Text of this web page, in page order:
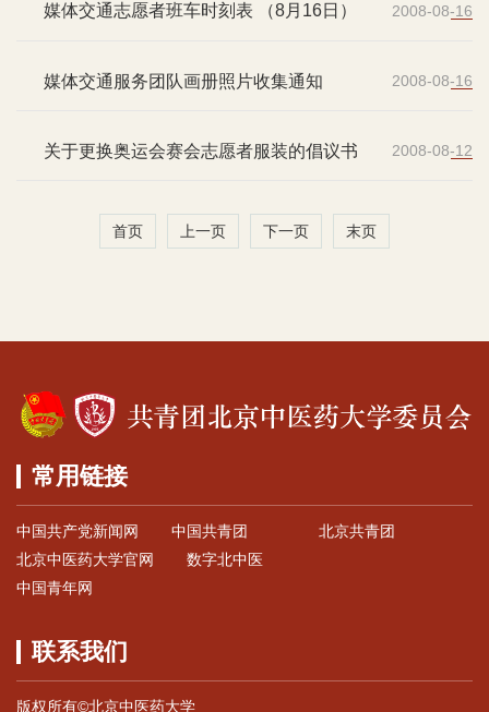
媒体交通志愿者班车时刻表 （8月16日） 2008-08-16
媒体交通服务团队画册照片收集通知 2008-08-16
关于更换奥运会赛会志愿者服装的倡议书 2008-08-12
首页 上一页 下一页 末页
常用链接
中国共产党新闻网 中国共青团
北京共青团
北京中医药大学官网
数字北中医
中国青年网
联系我们
版权所有©北京中医药大学